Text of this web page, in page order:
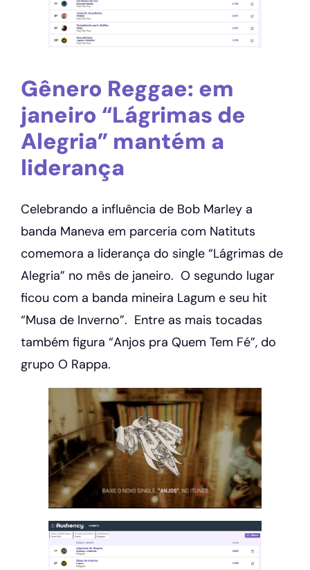
Gênero Reggae: em
janeiro “Lágrimas de
Alegria” mantém a
liderança
Celebrando a influência de Bob Marley a
banda Maneva em parceria com Natituts
comemora a liderança do single “Lágrimas de
Alegria” no mês de janeiro. O segundo lugar
ficou com a banda mineira Lagum e seu hit
“Musa de Inverno”. Entre as mais tocadas
também figura “Anjos pra Quem Tem Fé”, do
grupo O Rappa.